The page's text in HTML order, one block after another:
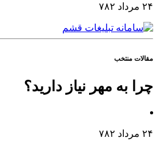
۲۴ مرداد ۷۸۲
مقالات منتخب
چرا به مهر نیاز دارید؟
۲۴ مرداد ۷۸۲